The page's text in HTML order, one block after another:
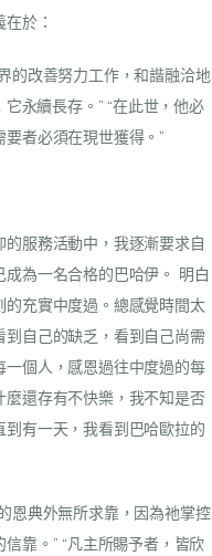
於：
的改善努力工作，和諧融洽地
永續長存。” “在此世，他必
者必須在現世獲得。”
服務活動中，我逐漸要求自
為一名合格的巴哈伊。 明白
充實中度過。總感覺時間太
自己的缺乏，看到自己尚需
個人，感恩過往中度過的每
還存有不快樂，我不知是否
有一天，我看到巴哈歐拉的
恩典外無所求靠，因為祂掌控
靠。” “凡主所賜予者，皆欣